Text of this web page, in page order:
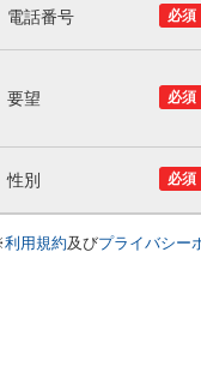
必須
電話番号
必須
要望
必須
性別
利用規約及びプライバシー